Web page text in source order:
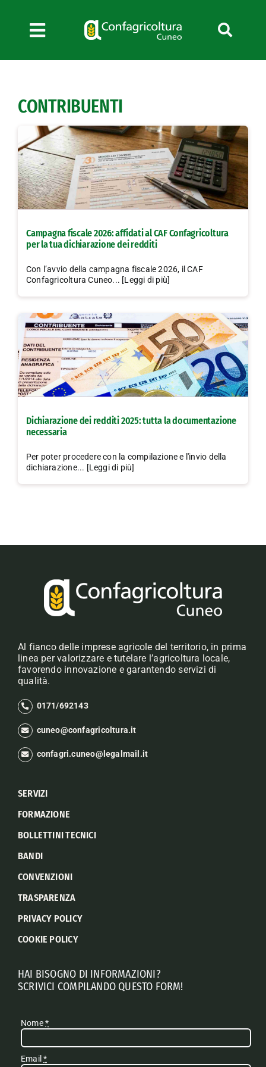
contenuto
Toggle
Navigation
News
Bandi
Formazione
Convenzioni
L’Agricoltore cuneese
Lavora con noi
CONTRIBUENTI
Campagna fiscale 2026: affidati al CAF Confagricoltura
per la tua dichiarazione dei redditi
Con l’avvio della campagna fiscale 2026, il CAF
Confagricoltura Cuneo... [Leggi di più]
Dichiarazione dei redditi 2025: tutta la documentazione
necessaria
Per poter procedere con la compilazione e l'invio della
dichiarazione... [Leggi di più]
Al fianco delle imprese agricole del territorio, in prima
linea per valorizzare e tutelare l’agricoltura locale,
favorendo innovazione e garantendo servizi di
qualità.
0171/692143
cuneo@confagricoltura.it
confagri.cuneo@legalmail.it
SERVIZI
FORMAZIONE
BOLLETTINI TECNICI
BANDI
CONVENZIONI
TRASPARENZA
PRIVACY POLICY
COOKIE POLICY
HAI BISOGNO DI INFORMAZIONI?
SCRIVICI COMPILANDO QUESTO FORM!
Nome*
Email*